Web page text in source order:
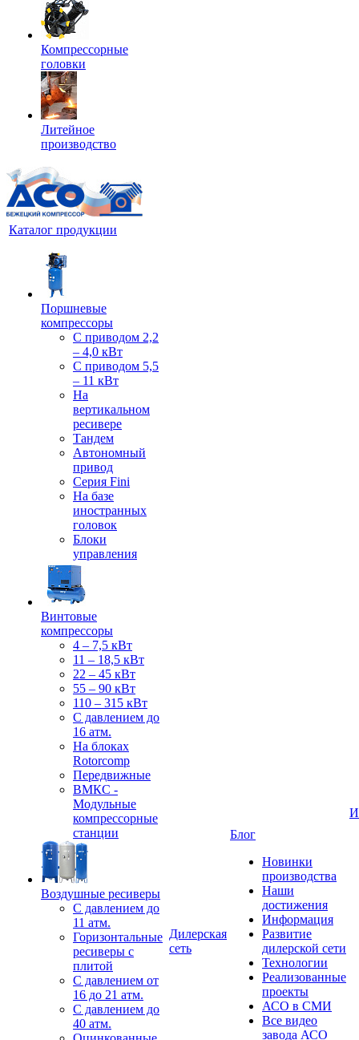
Компрессорные
головки
Литейное
производство
Каталог продукции
Поршневые
компрессоры
С приводом 2,2
– 4,0 кВт
С приводом 5,5
– 11 кВт
На
вертикальном
ресивере
Тандем
Автономный
привод
Серия Fini
На базе
иностранных
головок
Блоки
управления
Винтовые
компрессоры
4 – 7,5 кВт
11 – 18,5 кВт
22 – 45 кВт
55 – 90 кВт
110 – 315 кВт
С давлением до
16 атм.
На блоках
Rotorcomp
Передвижные
ВМКС -
Модульные
компрессорные
станции
Воздушные ресиверы
С давлением до
11 атм.
Горизонтальные
ресиверы с
плитой
С давлением от
16 до 21 атм.
С давлением до
40 атм.
Дилерская
сеть
Блог
Новинки
производства
Наши
достижения
Информация
Развитие
дилерской сети
Технологии
Реализованные
проекты
АСО в СМИ
Все видео
завода АСО